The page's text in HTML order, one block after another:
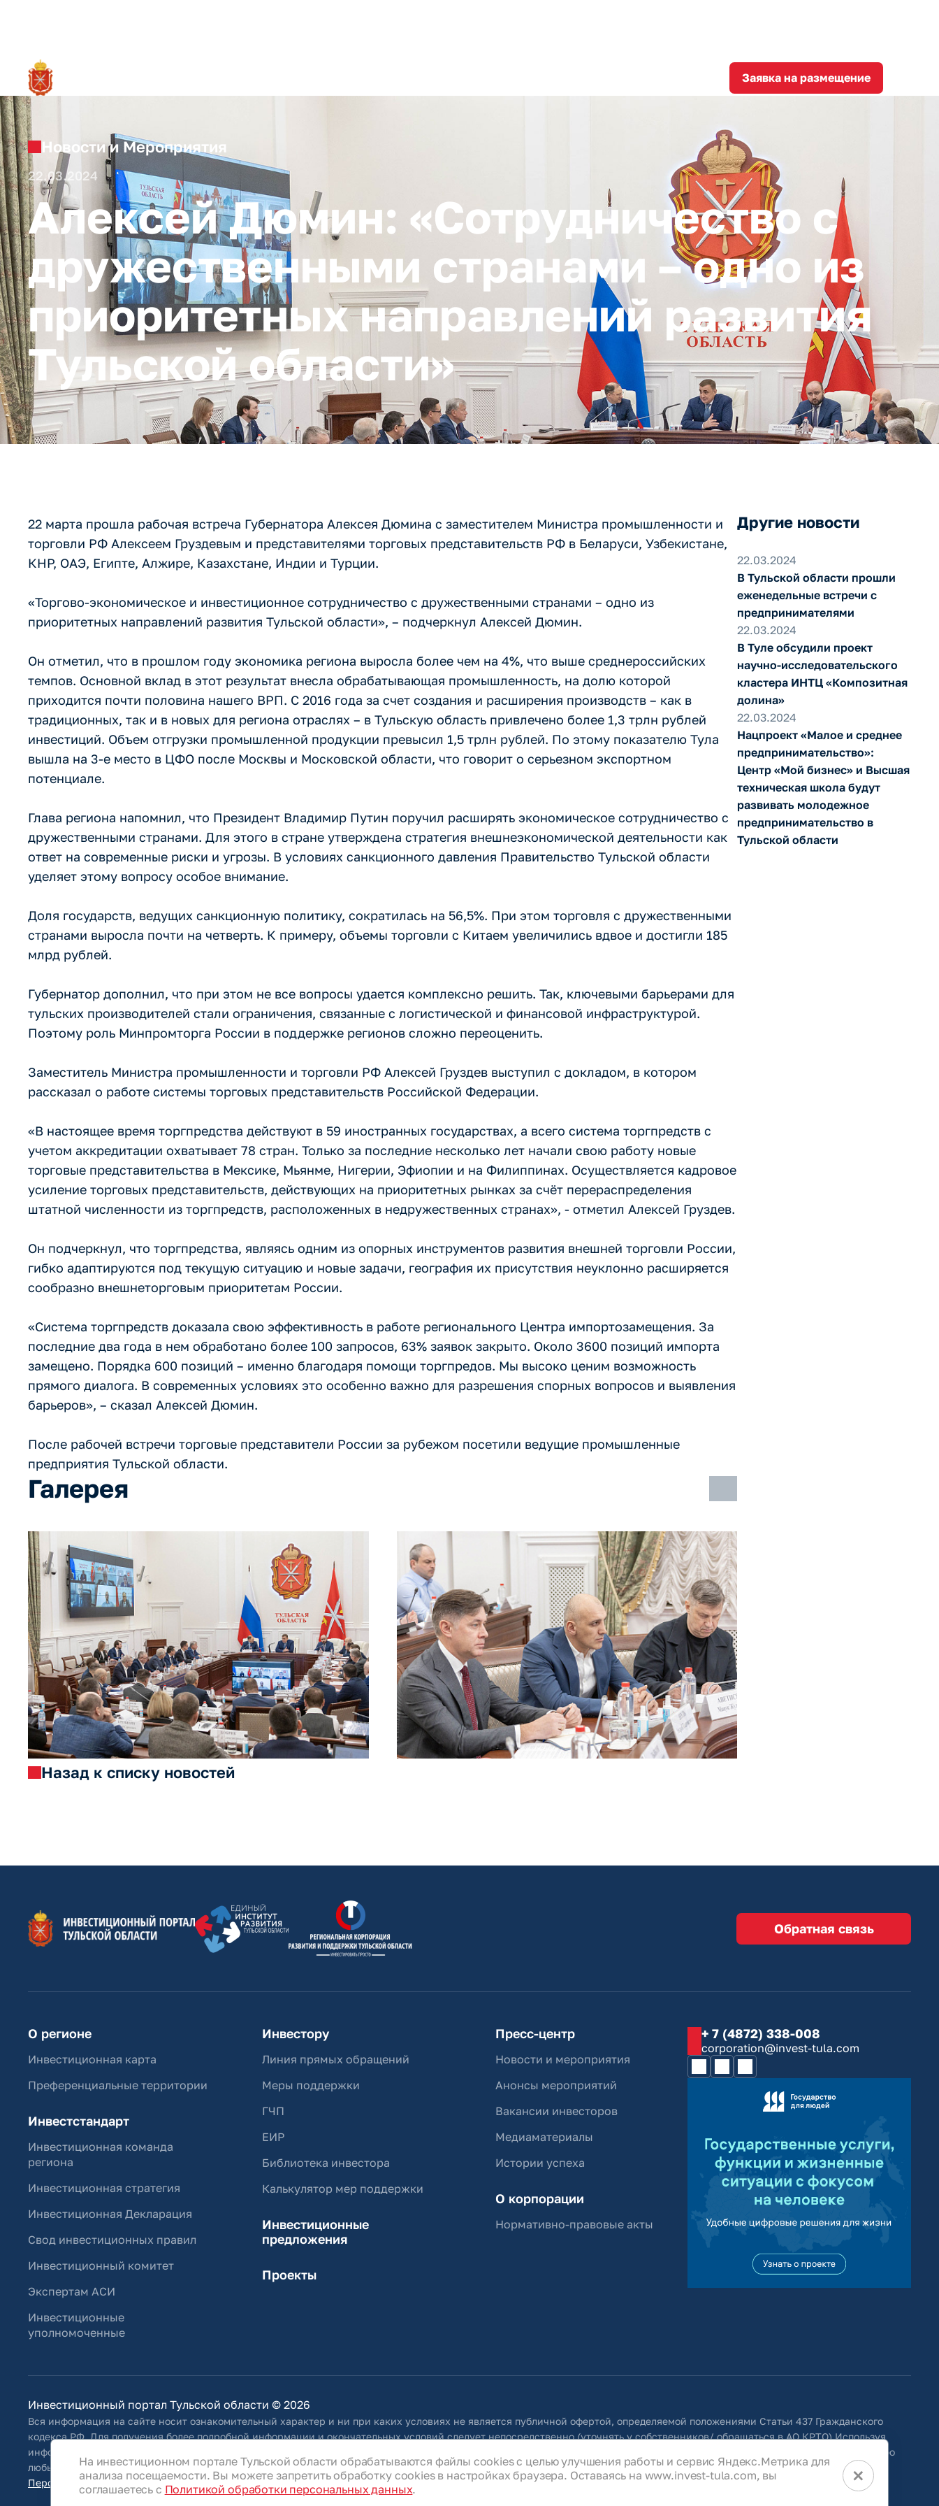
Заявка на размещение
Новости и Мероприятия
22.03.2024
Алексей Дюмин: «Сотрудничество с
дружественными странами – одно из
приоритетных направлений развития
Тульской области»
22 марта прошла рабочая встреча Губернатора Алексея Дюмина с заместителем Министра промышленности и
торговли РФ Алексеем Груздевым и представителями торговых представительств РФ в Беларуси, Узбекистане,
КНР, ОАЭ, Египте, Алжире, Казахстане, Индии и Турции.
«Торгово-экономическое и инвестиционное сотрудничество с дружественными странами – одно из
приоритетных направлений развития Тульской области», – подчеркнул Алексей Дюмин.
Он отметил, что в прошлом году экономика региона выросла более чем на 4%, что выше среднероссийских
темпов. Основной вклад в этот результат внесла обрабатывающая промышленность, на долю которой
приходится почти половина нашего ВРП. С 2016 года за счет создания и расширения производств – как в
традиционных, так и в новых для региона отраслях – в Тульскую область привлечено более 1,3 трлн рублей
инвестиций. Объем отгрузки промышленной продукции превысил 1,5 трлн рублей. По этому показателю Тула
вышла на 3-е место в ЦФО после Москвы и Московской области, что говорит о серьезном экспортном
потенциале.
Глава региона напомнил, что Президент Владимир Путин поручил расширять экономическое сотрудничество с
дружественными странами. Для этого в стране утверждена стратегия внешнеэкономической деятельности как
ответ на современные риски и угрозы. В условиях санкционного давления Правительство Тульской области
уделяет этому вопросу особое внимание.
Доля государств, ведущих санкционную политику, сократилась на 56,5%. При этом торговля с дружественными
странами выросла почти на четверть. К примеру, объемы торговли с Китаем увеличились вдвое и достигли 185
млрд рублей.
Губернатор дополнил, что при этом не все вопросы удается комплексно решить. Так, ключевыми барьерами для
тульских производителей стали ограничения, связанные с логистической и финансовой инфраструктурой.
Поэтому роль Минпромторга России в поддержке регионов сложно переоценить.
Заместитель Министра промышленности и торговли РФ Алексей Груздев выступил с докладом, в котором
рассказал о работе системы торговых представительств Российской Федерации.
«В настоящее время торгпредства действуют в 59 иностранных государствах, а всего система торгпредств с
учетом аккредитации охватывает 78 стран. Только за последние несколько лет начали свою работу новые
торговые представительства в Мексике, Мьянме, Нигерии, Эфиопии и на Филиппинах. Осуществляется кадровое
усиление торговых представительств, действующих на приоритетных рынках за счёт перераспределения
штатной численности из торгпредств, расположенных в недружественных странах», - отметил Алексей Груздев.
Он подчеркнул, что торгпредства, являясь одним из опорных инструментов развития внешней торговли России,
гибко адаптируются под текущую ситуацию и новые задачи, география их присутствия неуклонно расширяется
сообразно внешнеторговым приоритетам России.
«Система торгпредств доказала свою эффективность в работе регионального Центра импортозамещения. За
последние два года в нем обработано более 100 запросов, 63% заявок закрыто. Около 3600 позиций импорта
замещено. Порядка 600 позиций – именно благодаря помощи торгпредов. Мы высоко ценим возможность
прямого диалога. В современных условиях это особенно важно для разрешения спорных вопросов и выявления
барьеров», – сказал Алексей Дюмин.
После рабочей встречи торговые представители России за рубежом посетили ведущие промышленные
предприятия Тульской области.
Галерея
Назад к списку новостей
Другие новости
22.03.2024
В Тульской области прошли
еженедельные встречи с
предпринимателями
22.03.2024
В Туле обсудили проект
научно-исследовательского
кластера ИНТЦ «Композитная
долина»
22.03.2024
Нацпроект «Малое и среднее
предпринимательство»:
Центр «Мой бизнес» и Высшая
техническая школа будут
развивать молодежное
предпринимательство в
Тульской области
Обратная связь
О регионе
Инвестиционная карта
Преференциальные территории
Инвестстандарт
Инвестиционная команда
региона
Инвестиционная стратегия
Инвестиционная Декларация
Свод инвестиционных правил
Инвестиционный комитет
Экспертам АСИ
Инвестиционные
уполномоченные
Инвестору
Линия прямых обращений
Меры поддержки
ГЧП
ЕИР
Библиотека инвестора
Калькулятор мер поддержки
Инвестиционные
предложения
Проекты
Пресс-центр
Новости и мероприятия
Анонсы мероприятий
Вакансии инвесторов
Медиаматериалы
Истории успеха
О корпорации
Нормативно-правовые акты
+ 7 (4872) 338-008
corporation@invest-tula.com
Инвестиционный портал Тульской области © 2026
Вся информация на сайте носит ознакомительный характер и ни при каких условиях не является публичной офертой, определяемой положениями Статьи 437 Гражданского
кодекса РФ. Для получения более подробной информации и окончательных условий следует непосредственно (уточнять у собственников/ обращаться в АО КРТО).Используя
информацию, указанную на сайте, Общество оставляет за собой право в любое время без специального уведомления вносить изменения, удалять, исправлять, дополнять, либо
любым иным способом обновлять информацию, размещенную во всех разделах данного сайта.
Персональные данные
×
На инвестиционном портале Тульской области обрабатываются файлы cookies с целью улучшения работы и сервис Яндекс.Метрика для
анализа посещаемости. Вы можете запретить обработку cookies в настройках браузера. Оставаясь на www.invest-tula.com, вы
соглашаетесь с Политикой обработки персональных данных.